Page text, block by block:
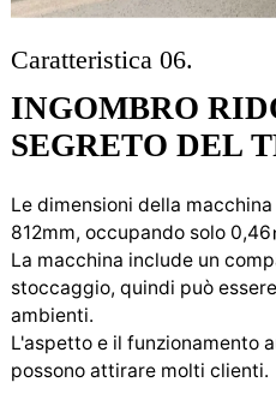
Caratteristica 06.
INGOMBRO
SEGRETO DEL
Le dimensioni della
812mm, occupando solo 0,46
La macchina include un
stoccaggio, quindi può
ambienti.
L'aspetto e il funzionamento
possono attirare molti clienti.